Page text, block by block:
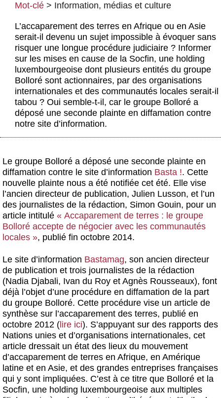
Agenda
Actus et médias
Boutique
Mot-clé > Information, médias et culture
L’accaparement des terres en Afrique ou en Asie
serait-il devenu un sujet impossible à évoquer sans
risquer une longue procédure judiciaire ? Informer
sur les mises en cause de la Socfin, une holding
luxembourgeoise dont plusieurs entités du groupe
Bolloré sont actionnaires, par des organisations
internationales et des communautés locales serait-il
tabou ? Oui semble-t-il, car le groupe Bolloré a
déposé une seconde plainte en diffamation contre
notre site d’information.
Le groupe Bolloré a déposé une seconde plainte en
diffamation contre le site d’information Basta !. Cette
nouvelle plainte nous a été notifiée cet été. Elle vise
l’ancien directeur de publication, Julien Lusson, et l’un
des journalistes de la rédaction, Simon Gouin, pour un
article intitulé « Accaparement de terres : le groupe
Bolloré accepte de négocier avec les communautés
locales », publié fin octobre 2014.
Le site d’information Bastamag, son ancien directeur
de publication et trois journalistes de la rédaction
(Nadia Djabali, Ivan du Roy et Agnès Rousseaux), font
déjà l’objet d’une procédure en diffamation de la part
du groupe Bolloré. Cette procédure vise un article de
synthèse sur l’accaparement des terres, publié en
octobre 2012 (lire ici). S’appuyant sur des rapports des
Nations unies et d’organisations internationales, cet
article dressait un état des lieux du mouvement
d’accaparement de terres en Afrique, en Amérique
latine et en Asie, et des grandes entreprises françaises
qui y sont impliquées. C’est à ce titre que Bolloré et la
Socfin, une holding luxembourgeoise aux multiples